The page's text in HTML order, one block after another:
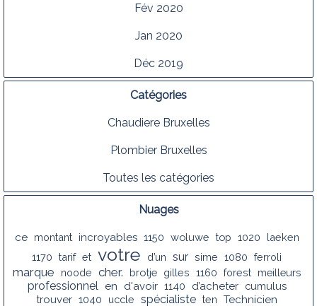
Fév 2020
Jan 2020
Déc 2019
Catégories
Chaudiere Bruxelles
Plombier Bruxelles
Toutes les catégories
Nuages
ce montant incroyables 1150 woluwe top 1020
laeken
1170 tarif et votre d’un sur sime 1080 ferroli
marque noode cher. brotje gilles 1160 forest meilleurs
professionnel en d'avoir 1140 d’acheter cumulus
trouver 1040 uccle spécialiste ten Technicien